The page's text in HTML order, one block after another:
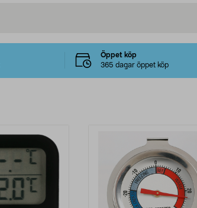
Öppet köp
365 dagar öppet köp